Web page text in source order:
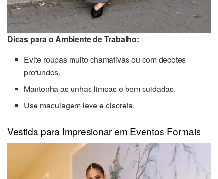
Dicas para o Ambiente de Trabalho:
Evite roupas muito chamativas ou com decotes
profundos.
Mantenha as unhas limpas e bem cuidadas.
Use maquiagem leve e discreta.
Vestida para Impresionar em Eventos Formais